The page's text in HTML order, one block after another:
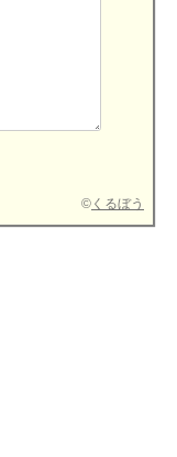
© くるぼう